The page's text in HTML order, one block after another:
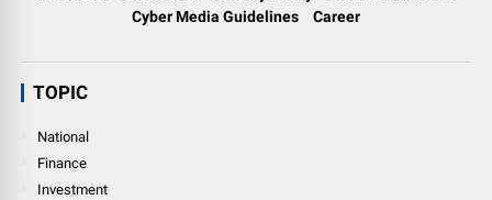
Cyber Media Guidelines
Career
TOPIC
National
Finance
Investment